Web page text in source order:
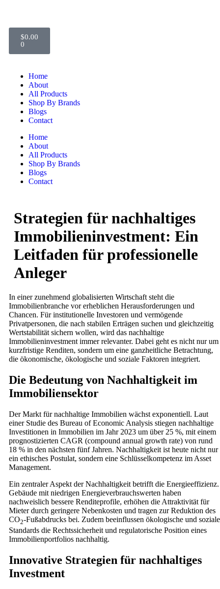
$0.00
0
Home
About
All Products
Shop By Brands
Blogs
Contact
Home
About
All Products
Shop By Brands
Blogs
Contact
Strategien für nachhaltiges
Immobilieninvestment: Ein
Leitfaden für professionelle
Anleger
In einer zunehmend globalisierten Wirtschaft steht die
Immobilienbranche vor erheblichen Herausforderungen und
Chancen. Für institutionelle Investoren und vermögende
Privatpersonen, die nach stabilen Erträgen suchen und gleichzeitig
Wertstabilität sichern wollen, wird das nachhaltige
Immobilieninvestment immer relevanter. Dabei geht es nicht nur um
kurzfristige Renditen, sondern um eine ganzheitliche Betrachtung,
die ökonomische, ökologische und soziale Faktoren integriert.
Die Bedeutung von Nachhaltigkeit im
Immobiliensektor
Der Markt für nachhaltige Immobilien wächst exponentiell. Laut
einer Studie des Bureau of Economic Analysis stiegen nachhaltige
Investitionen in Immobilien im Jahr 2023 um über 25 %, mit einem
prognostizierten CAGR (compound annual growth rate) von rund
18 % in den nächsten fünf Jahren. Nachhaltigkeit ist heute nicht nur
ein ethisches Postulat, sondern eine Schlüsselkompetenz im Asset
Management.
Ein zentraler Aspekt der Nachhaltigkeit betrifft die Energieeffizienz.
Gebäude mit niedrigen Energieverbrauchswerten haben
nachweislich bessere Renditeprofile, erhöhen die Attraktivität für
Mieter durch geringere Nebenkosten und tragen zur Reduktion des
CO2-Fußabdrucks bei. Zudem beeinflussen ökologische und soziale
Standards die Rechtssicherheit und regulatorische Position eines
Immobilienportfolios nachhaltig.
Innovative Strategien für nachhaltiges
Investment